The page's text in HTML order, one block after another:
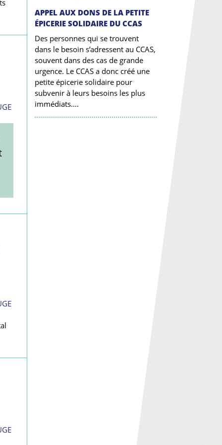
APPEL AUX DONS DE LA PETITE
ÉPICERIE SOLIDAIRE DU CCAS
Des personnes qui se trouvent
dans le besoin s’adressent au CCAS,
souvent dans des cas de grande
urgence. Le CCAS a donc créé une
petite épicerie solidaire pour
subvenir à leurs besoins les plus
immédiats.…